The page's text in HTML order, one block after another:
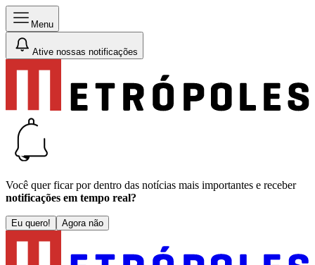
Menu
Ative nossas notificações
Você quer ficar por dentro das notícias mais importantes e receber
notificações em tempo real?
Eu quero! Agora não